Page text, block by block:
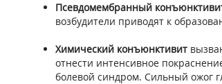
Псевдомембранный
возбудители приводят к
Химический конъюнктивит
отнести интенсивное
болевой синдром. Сильный ожог